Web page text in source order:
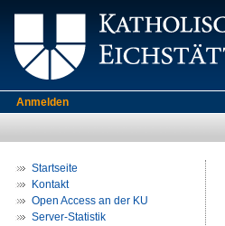
Anmelden
Startseite
Kontakt
Open Access an der KU
Server-Statistik